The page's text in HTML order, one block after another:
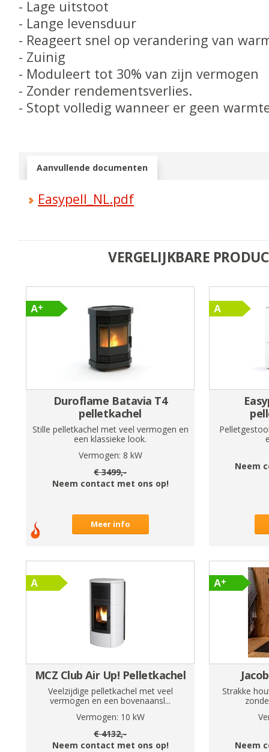
- Lage uitstoot
- Lange levensduur
- Reageert snel op verandering van
- Zuinig
- Moduleert tot 30% van zijn vermogen
- Zonder rendementsverlies.
- Stopt volledig wanneer er geen
Aanvullende documenten
Easypell_NL.pdf
VERGELIJKBARE
Duroflame Batavia T4
pelletkachel
Stille pelletkachel met veel vermogen en
een klassieke look.
Vermogen: 8 kW
€3499,-
Neem contact met ons op!
Meer info
Neem
MCZ Club Air Up! Pelletkachel
Veelzijdige pelletkachel met veel
vermogen en een bovenaansl...
Vermogen: 10 kW
€4132,-
Neem contact met ons op!
Strakke
Neem